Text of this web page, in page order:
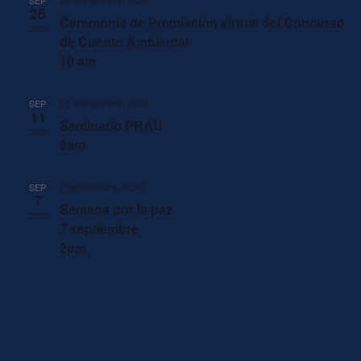
25
2020
Ceremonia de Premiación virtual del Concurso
de Cuento Ambiental
10 am
SEP
11
2020
11 septiembre, 2020
Seminario PRAU
9am
SEP
7
2020
7 septiembre, 2020
Semana por la paz
7 septiembre
2pm